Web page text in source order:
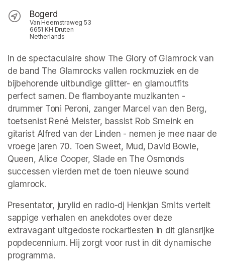
Bogerd
Van Heemstraweg 53
6651 KH Druten
Netherlands
In de spectaculaire show The Glory of Glamrock van
de band The Glamrocks vallen rockmuziek en de
bijbehorende uitbundige glitter- en glamoutfits
perfect samen. De flamboyante muzikanten -
drummer Toni Peroni, zanger Marcel van den Berg,
toetsenist René Meister, bassist Rob Smeink en
gitarist Alfred van der Linden - nemen je mee naar de
vroege jaren 70. Toen Sweet, Mud, David Bowie,
Queen, Alice Cooper, Slade en The Osmonds
successen vierden met de toen nieuwe sound
glamrock.
Presentator, jurylid en radio-dj Henkjan Smits vertelt
sappige verhalen en anekdotes over deze
extravagant uitgedoste rockartiesten in dit glansrijke
popdecennium. Hij zorgt voor rust in dit dynamische
programma.